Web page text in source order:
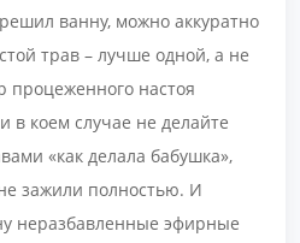
ванну, можно аккуратно
трав – лучше одной, а не
процеженного настоя
в коем случае не делайте
«как делала бабушка»,
зажили полностью. И
неразбавленные эфирные